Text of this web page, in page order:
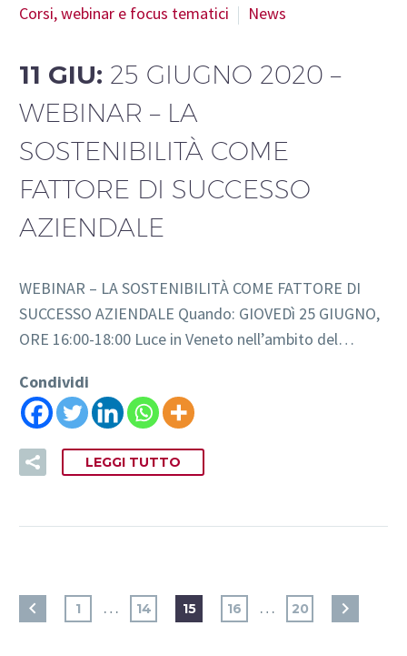
Corsi, webinar e focus tematici
News
11 GIU: 25 GIUGNO 2020 –
WEBINAR – LA
SOSTENIBILITÀ COME
FATTORE DI SUCCESSO
AZIENDALE
WEBINAR – LA SOSTENIBILITÀ COME FATTORE DI
SUCCESSO AZIENDALE Quando: GIOVEDì 25 GIUGNO,
ORE 16:00-18:00 Luce in Veneto nell’ambito del…
Condividi
LEGGI TUTTO
1 … 14 15 16 … 20